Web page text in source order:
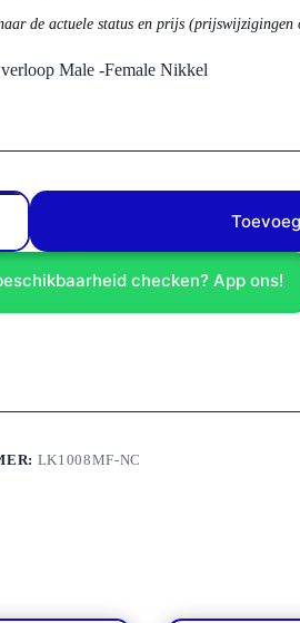
de actuele status en prijs (prijswijzigingen
Male -Female Nikkel
checken? App ons!
LK1008MF-NC